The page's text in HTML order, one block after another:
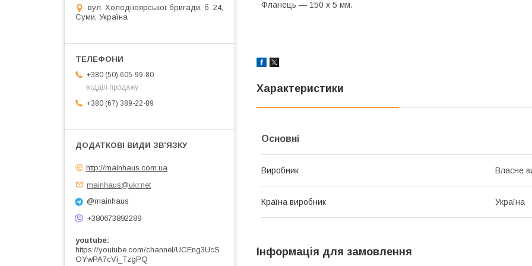
Фланець — 150 х 5 мм.
Характеристики
Основні
Виробник Власне
Країна виробник Україна
Інформація для замовлення
вул. Холодноярської бригади, б. 24,
Суми, Україна
+380 (50) 605-99-80
відділ продажу
+380 (67) 389-22-89
http://mainhaus.com.ua
mainhaus@ukr.net
@mainhaus
+380673892289
youtube
https://youtube.com/channel/UCEng3UcS
OYwPA7cVi_TzgPQ